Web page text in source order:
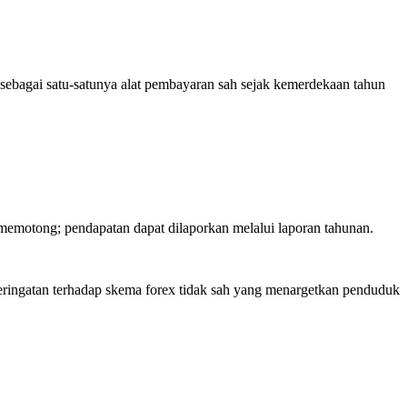
satu-satunya alat pembayaran sah sejak kemerdekaan tahun
pendapatan dapat dilaporkan melalui laporan tahunan.
terhadap skema forex tidak sah yang menargetkan penduduk